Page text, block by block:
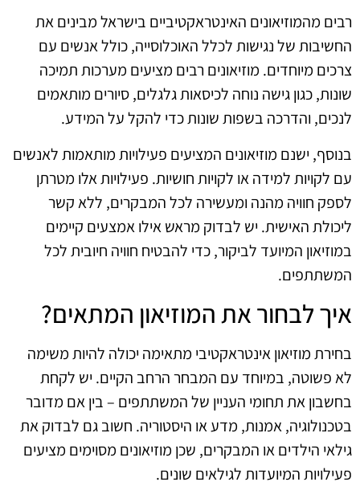
רבים מהמוזיאונים האינטראקטיביים בישראל מבינים את
החשיבות של נגישות לכלל האוכלוסייה, כולל אנשים עם
צרכים מיוחדים. מוזיאונים רבים מציעים מערכות תמיכה
שונות, כגון גישה נוחה לכיסאות גלגלים, סיורים מותאמים
לנכים, והדרכה בשפות שונות כדי להקל על המידע.
בנוסף, ישנם מוזיאונים המציעים פעילויות מותאמות לאנשים
עם לקויות למידה או לקויות חושיות. פעילויות אלו מטרתן
לספק חוויה מהנה ומעשירה לכל המבקרים, ללא קשר
ליכולת האישית. יש לבדוק מראש אילו אמצעים קיימים
במוזיאון המיועד לביקור, כדי להבטיח חוויה חיובית לכל
המשתתפים.
איך לבחור את המוזיאון המתאים?
בחירת מוזיאון אינטראקטיבי מתאימה יכולה להיות משימה
לא פשוטה, במיוחד עם המבחר הרחב הקיים. יש לקחת
בחשבון את תחומי העניין של המשתתפים – בין אם מדובר
בטכנולוגיה, אמנות, מדע או היסטוריה. חשוב גם לבדוק את
גילאי הילדים או המבקרים, שכן מוזיאונים מסוימים מציעים
פעילויות המיועדות לגילאים שונים.